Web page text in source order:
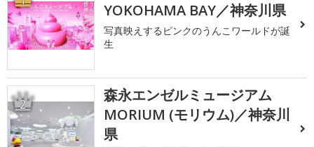
YOKOHAMA BAY／神奈川県
写真映えするピンクのうんこワールドが誕
生
2
森永エンゼルミュージアム
MORIUM (モリウム)／神奈川
県